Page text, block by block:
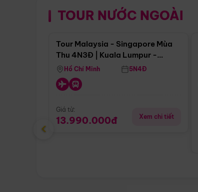
TOUR NƯỚC NGOÀI
Điểm nổi bật
Tour Malaysia - Singapore Mùa
Thu 4N3Đ | Kuala Lumpur -
Malacca - Johor Baru -
Singapore
Hồ Chí Minh 5N4Đ
Giá từ:
13.990.000đ Xem chi tiết
‹